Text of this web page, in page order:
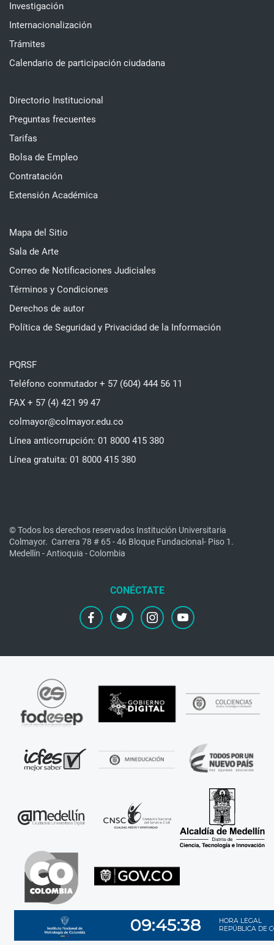
Investigación
Internacionalización
Trámites
Calendario de participación ciudadana
Directorio Institucional
Preguntas frecuentes
Tarifas
Bolsa de Empleo
Contratación
Extensión Académica
Mapa del Sitio
Sala de Arte
Correo de Notificaciones Judiciales
Términos y Condiciones
Derechos de autor
Política de Seguridad y Privacidad de la Información
PQRSF
Teléfono conmutador + 57 (604) 444 56 11
FAX + 57 (4) 421 99 47
colmayor@colmayor.edu.co
Línea anticorrupción: 01 8000 415 380
Línea gratuita: 01 8000 415 380
© Todos los derechos reservados Institución Universitaria
Colmayor. Carrera 78 # 65 - 46 Bloque Fundacional- Piso 1.
Medellín - Antioquia - Colombia